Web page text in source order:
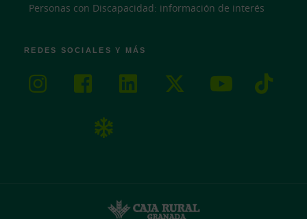
Personas con Discapacidad: información de interés
REDES SOCIALES Y MÁS